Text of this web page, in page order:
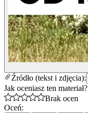
Źródło (tekst i zdjęcia):
Jak oceniasz ten materiał?
Brak ocen
Oceń: